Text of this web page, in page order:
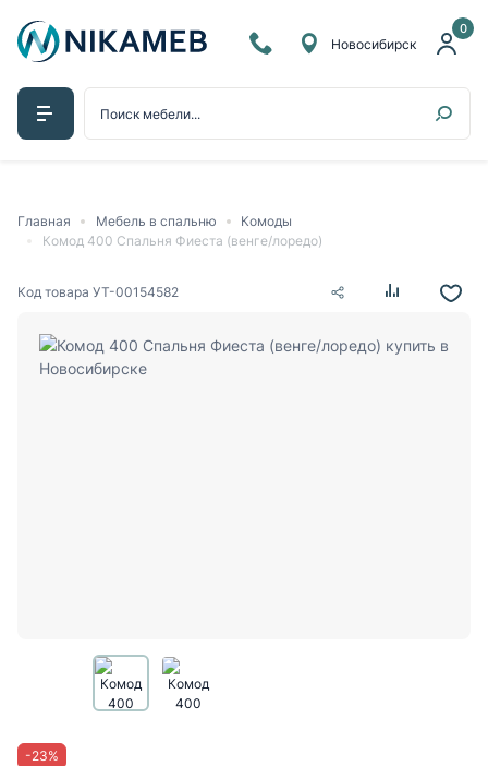
0
Новосибирск
Главная Мебель в спальню
Комоды
Комод 400 Спальня Фиеста (венге/лоредо)
Код товара УТ-00154582
-23%